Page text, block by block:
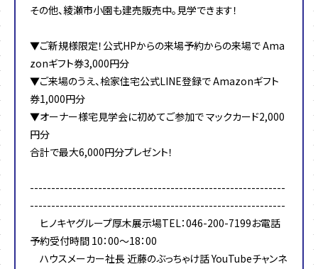
その他、綾瀬市小園も建売販売中。見学できます！
▼ご新規様限定！公式HPからの来場予約からの来場で Ama
zonギフト券3,000円分
▼ご来場のうえ、桧家住宅公式LINE登録で Amazonギフト
券1,000円分
▼オーナー様宅見学会に初めてご参加で マックカード2,000
円分
合計で最大6,000円分プレゼント！
------------------------------------------------------------
------------------------------------------------------------
ヒノキヤグループ厚木展示場TEL：046-200-7199お電話
予約受付時間 10：00～18：00
ハウスメーカー社長 近藤のぶっちゃけ話 YouTubeチャンネ